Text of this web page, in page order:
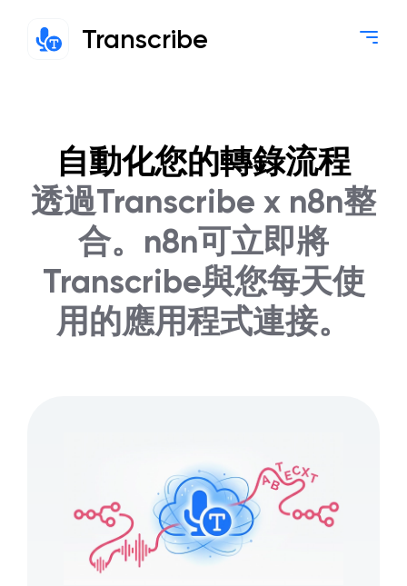
Transcribe
自動化您的轉錄流程
透過Transcribe x n8n整
合。n8n可立即將
Transcribe與您每天使
用的應用程式連接。